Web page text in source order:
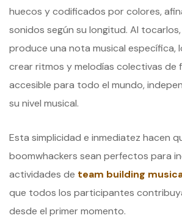
huecos y codificados por colores,
sonidos según su longitud. Al
produce una nota musical específica,
crear ritmos y melodías colectivas de
accesible para todo el mundo,
su nivel musical.
Esta simplicidad e inmediatez hacen
boomwhackers sean perfectos para
actividades de team building
que todos los participantes
desde el primer momento.